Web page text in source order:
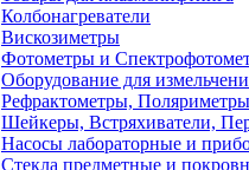
Колбонагреватели
Вискозиметры
Фотометры и
Оборудование для
Рефрактометры,
Шейкеры, Встряхиватели,
Насосы лабораторные и
Стекла предметные и